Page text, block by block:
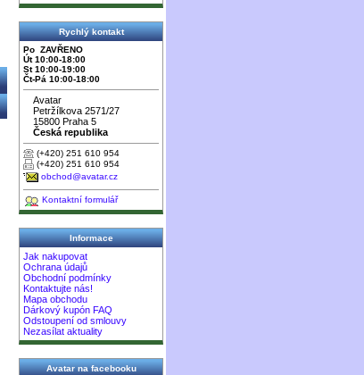
Rychlý kontakt
Po ZAVŘENO
Út 10:00-18:00
St 10:00-19:00
Čt-Pá 10:00-18:00
Avatar
Petržílkova 2571/27
15800 Praha 5
Česká republika
(+420) 251 610 954
(+420) 251 610 954
obchod@avatar.cz
Kontaktní formulář
Informace
Jak nakupovat
Ochrana údajů
Obchodní podmínky
Kontaktujte nás!
Mapa obchodu
Dárkový kupón FAQ
Odstoupení od smlouvy
Nezasílat aktuality
Avatar na facebooku